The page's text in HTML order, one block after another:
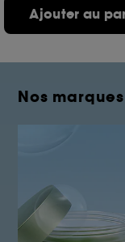
Ajouter au
Nos